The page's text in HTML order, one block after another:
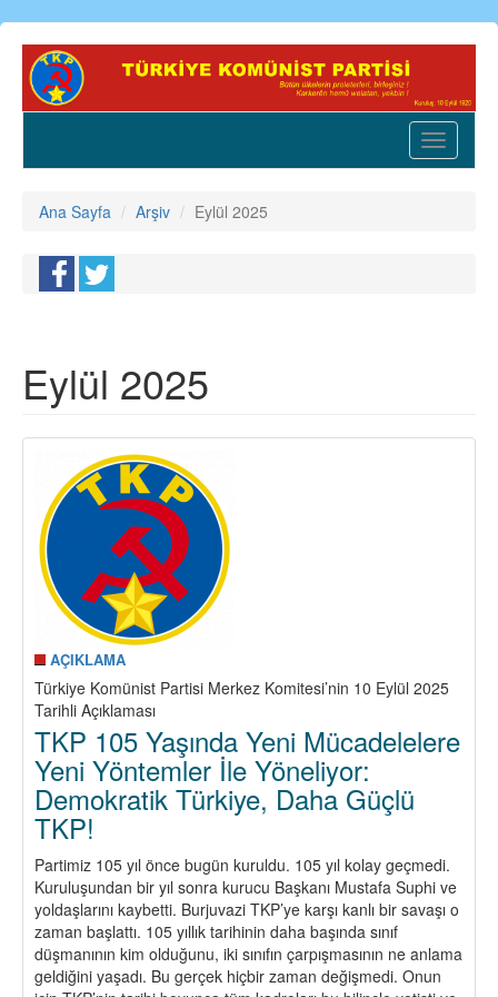
Ana
içeriğe
Toggle
Ana Sayfa Arşiv Eylül 2025
Eylül 2025
AÇIKLAMA
Türkiye Komünist Partisi Merkez Komitesi’nin 10 Eylül 2025
Tarihli Açıklaması
TKP 105 Yaşında Yeni Mücadelelere
Yeni Yöntemler İle Yöneliyor:
Demokratik Türkiye, Daha Güçlü
TKP!
Partimiz 105 yıl önce bugün kuruldu. 105 yıl kolay geçmedi.
Kuruluşundan bir yıl sonra kurucu Başkanı Mustafa Suphi ve
yoldaşlarını kaybetti. Burjuvazi TKP’ye karşı kanlı bir savaşı o
zaman başlattı. 105 yıllık tarihinin daha başında sınıf
düşmanının kim olduğunu, iki sınıfın çarpışmasının ne anlama
geldiğini yaşadı. Bu gerçek hiçbir zaman değişmedi. Onun